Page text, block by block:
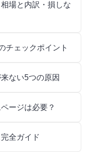
場と内訳・損しな
チェックポイント
ない5つの原因
ージは必要？
全ガイド